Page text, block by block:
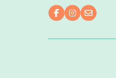
Volg ons op
Volg ons op
Mail ons